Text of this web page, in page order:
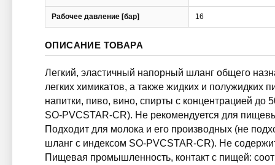
Рабочее давление [бар] 16
ОПИСАНИЕ ТОВАРА
Легкий, эластичный напорный шланг общего
легких химикатов, а также жидких и полужидких
напитки, пиво, вино, спирты с концентрацией до
SO-PVCSTAR-CR). Не рекомендуется для
Подходит для молока и его производных (не
шланг с индексом SO-PVCSTAR-CR). Не
Пищевая промышленность, контакт с пищей: